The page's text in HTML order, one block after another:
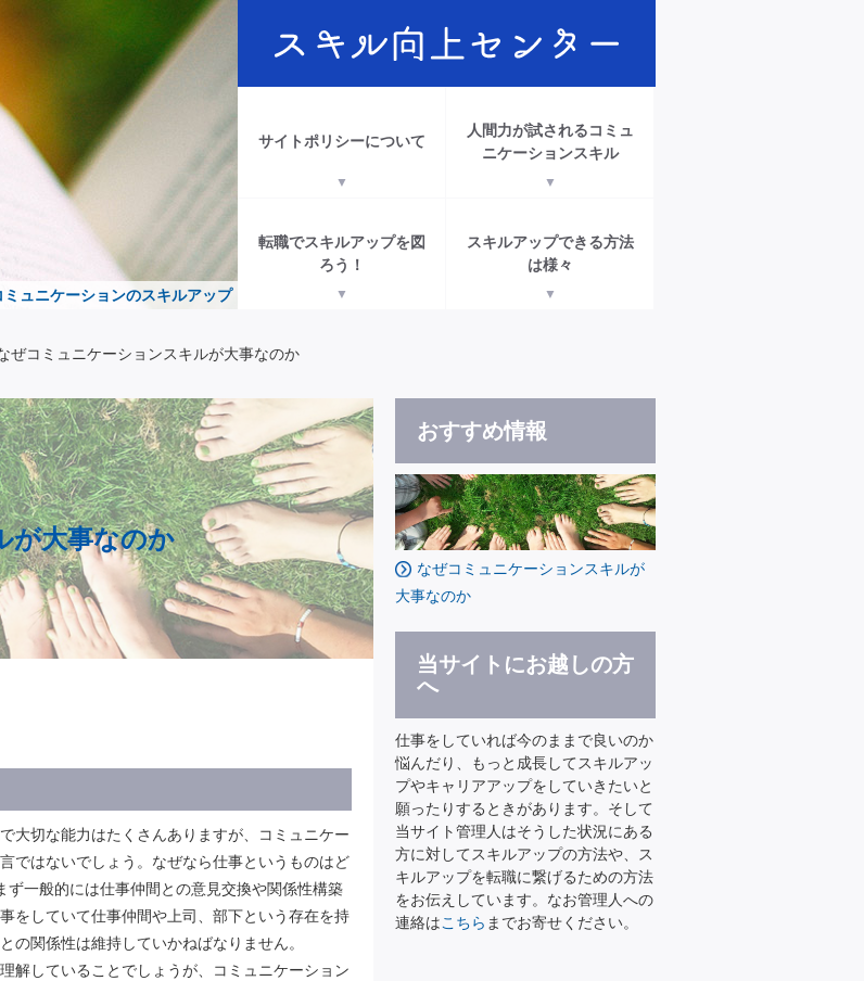
ミュニケーションのスキルアップ
サイトポリシーについて
人間力が試されるコミュ
ニケーションスキル
転職でスキルアップを図
ろう！
スキルアップできる方法
は様々
ぜコミュニケーションスキルが大事なのか
が大事なのか
大切な能力はたくさんありますが、コミュニケー
ではないでしょう。なぜなら仕事というものはど
一般的には仕事仲間との意見交換や関係性構築
をしていて仕事仲間や上司、部下という存在を持
の関係性は維持していかねばなりません。
解していることでしょうが、コミュニケーション
おすすめ情報
なぜコミュニケーションスキルが
大事なのか
当サイトにお越しの方
へ
仕事をしていれば今のままで良いのか
悩んだり、もっと成長してスキルアッ
プやキャリアアップをしていきたいと
願ったりするときがあります。そして
当サイト管理人はそうした状況にある
方に対してスキルアップの方法や、ス
キルアップを転職に繋げるための方法
をお伝えしています。なお管理人への
連絡はこちら までお寄せください。